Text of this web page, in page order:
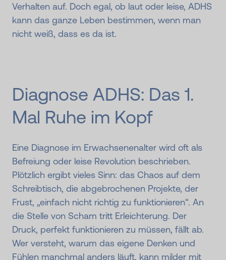
Verhalten auf. Doch egal, ob laut oder leise, ADHS
kann das ganze Leben bestimmen, wenn man
nicht weiß, dass es da ist.
Diagnose ADHS: Das 1.
Mal Ruhe im Kopf
Eine Diagnose im Erwachsenenalter wird oft als
Befreiung oder leise Revolution beschrieben.
Plötzlich ergibt vieles Sinn: das Chaos auf dem
Schreibtisch, die abgebrochenen Projekte, der
Frust, „einfach nicht richtig zu funktionieren“. An
die Stelle von Scham tritt Erleichterung. Der
Druck, perfekt funktionieren zu müssen, fällt ab.
Wer versteht, warum das eigene Denken und
Fühlen manchmal anders läuft, kann milder mit